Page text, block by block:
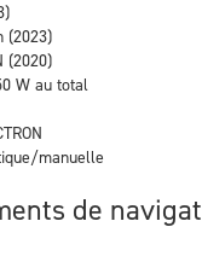
(2023)
(2020)
W au total
manuelle
de